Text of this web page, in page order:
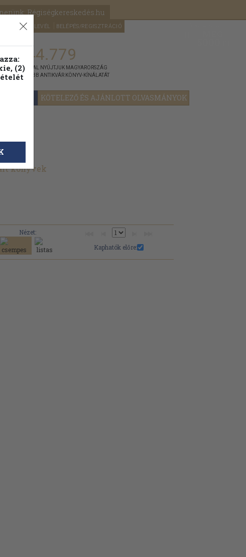
Régiségkereskedés.hu
HÍRLEVÉL BELÉPÉS/REGISZTRÁCIÓ
KÖTELEZŐ ÉS AJÁNLOTT OLVASMÁNYOK
1.144.779
KIADVÁNNYAL NYÚJTJUK MAGYARORSZÁG
LEGNAGYOBB ANTIKVÁR KÖNYV-KÍNÁLATÁT
könyvek
Nézet:
Kaphatók előre:
(2)